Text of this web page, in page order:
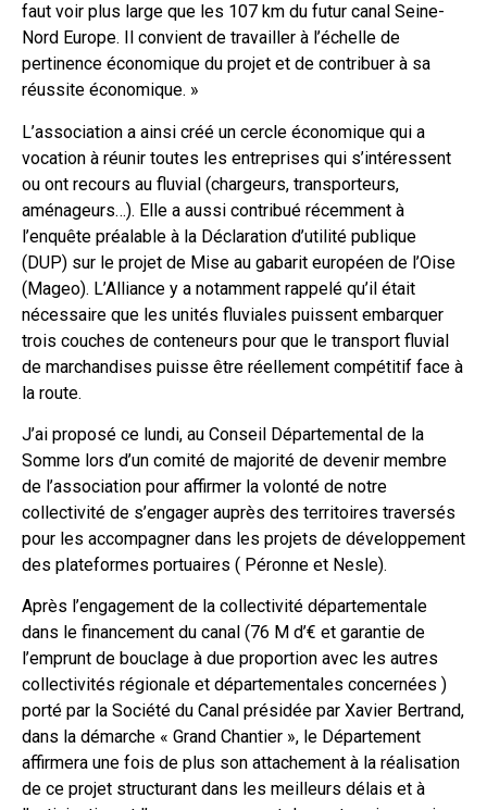
faut voir plus large que les 107 km du futur canal Seine-
Nord Europe. Il convient de travailler à l’échelle de
pertinence économique du projet et de contribuer à sa
réussite économique. »
L’association a ainsi créé un cercle économique qui a
vocation à réunir toutes les entreprises qui s’intéressent
ou ont recours au fluvial (chargeurs, transporteurs,
aménageurs…). Elle a aussi contribué récemment à
l’enquête préalable à la Déclaration d’utilité publique
(DUP) sur le projet de Mise au gabarit européen de l’Oise
(Mageo). L’Alliance y a notamment rappelé qu’il était
nécessaire que les unités fluviales puissent embarquer
trois couches de conteneurs pour que le transport fluvial
de marchandises puisse être réellement compétitif face à
la route.
J’ai proposé ce lundi, au Conseil Départemental de la
Somme lors d’un comité de majorité de devenir membre
de l’association pour affirmer la volonté de notre
collectivité de s’engager auprès des territoires traversés
pour les accompagner dans les projets de développement
des plateformes portuaires ( Péronne et Nesle).
Après l’engagement de la collectivité départementale
dans le financement du canal (76 M d’€ et garantie de
l’emprunt de bouclage à due proportion avec les autres
collectivités régionale et départementales concernées )
porté par la Société du Canal présidée par Xavier Bertrand,
dans la démarche « Grand Chantier », le Département
affirmera une fois de plus son attachement à la réalisation
de ce projet structurant dans les meilleurs délais et à